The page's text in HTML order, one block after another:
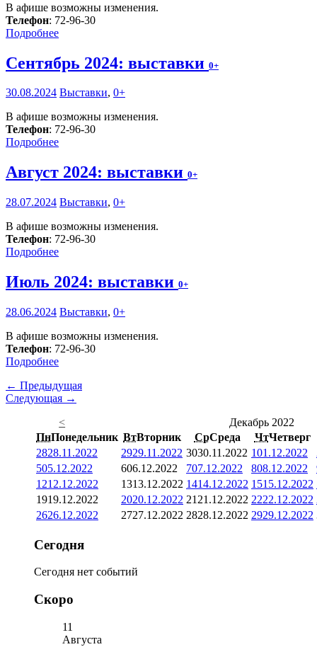
В афише возможны изменения.
Телефон: 72-96-30
Подробнее
Сентябрь 2024: выставки 0+
30.08.2024 Выставки, 0+
В афише возможны изменения.
Телефон: 72-96-30
Подробнее
Август 2024: выставки 0+
28.07.2024 Выставки, 0+
В афише возможны изменения.
Телефон: 72-96-30
Подробнее
Июль 2024: выставки 0+
28.06.2024 Выставки, 0+
В афише возможны изменения.
Телефон: 72-96-30
Подробнее
← Предыдущая
Следующая →
<
Декабрь 2022
ПнПонедельник ВтВторник СрСреда ЧтЧетверг
2828.11.2022 2929.11.2022 3030.11.2022 101.12.2022
505.12.2022 606.12.2022 707.12.2022 808.12.2022
1212.12.2022 1313.12.2022 1414.12.2022 1515.12.2022
1919.12.2022 2020.12.2022 21 21.12.2022 2222.12.2022
2626.12.2022 2727.12.2022 2828.12.2022 2929.12.2022
Сегодня
Сегодня нет событий
Скоро
11
Августа